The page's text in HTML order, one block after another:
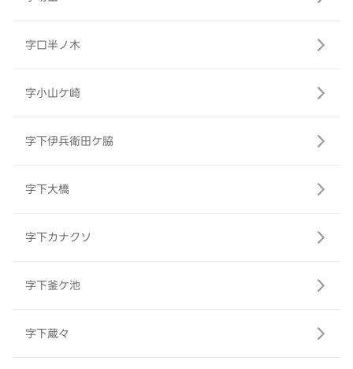
字口半ノ木
字小山ケ崎
字下伊兵衛田ケ脇
字下大橋
字下カナクソ
字下釜ケ池
字下蔵々